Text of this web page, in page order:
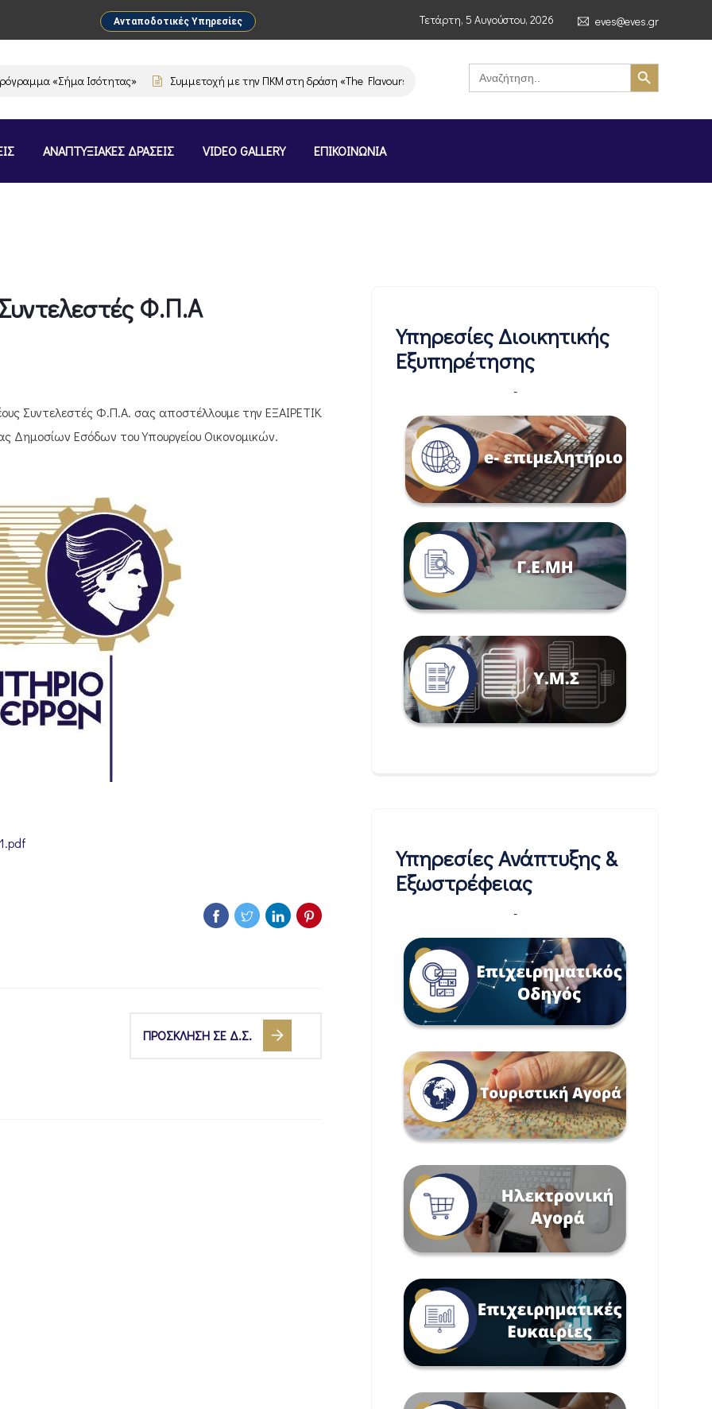
Ανταποδοτικές Υπηρεσίες Τετάρτη, 5 Αυγούστου, 2026 eves@eves.gr
«Σήμα Ισότητας» Συμμετοχή με την ΠΚΜ στη δράση «The Flavours of Greece Stockholm Greek Month» (4–7/11/2026, Στοκχόλμη)
Search
for:
Search Button
ΑΝΑΠΤΥΞΙΑΚΕΣ ΔΡΑΣΕΙΣ VIDEO GALLERY ΕΠΙΚΟΙΝΩΝΙΑ
Φ.Π.Α
Συντελεστές Φ.Π.Α. σας αποστέλλουμε την ΕΞΑΙΡΕΤΙΚΑ
Δημοσίων Εσόδων του Υπουργείου Οικονομικών.
ΠΡΟΣΚΛΗΣΗ ΣΕ Δ.Σ.
Υπηρεσίες Διοικητικής
Εξυπηρέτησης
-
Υπηρεσίες Ανάπτυξης &
Εξωστρέφειας
-